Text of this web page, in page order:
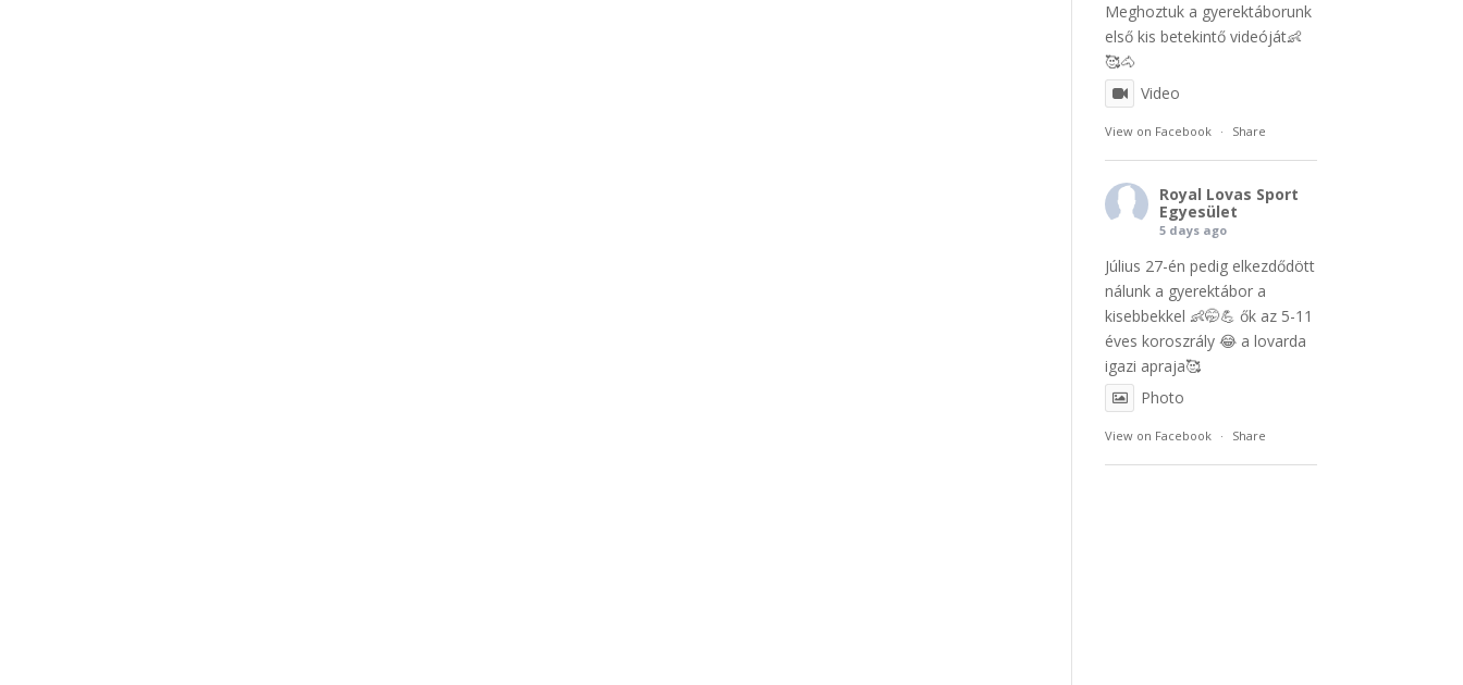
Meghoztuk a gyerektáborunk
első kis betekintő videóját👶
🥰🐴
Video
View on Facebook · Share
Royal Lovas Sport
Egyesület
5 days ago
Július 27-én pedig elkezdődött
nálunk a gyerektábor a
kisebbekkel 👶🤭💪 ők az 5-11
éves koroszrály 😂 a lovarda
igazi apraja🥰
Photo
View on Facebook · Share